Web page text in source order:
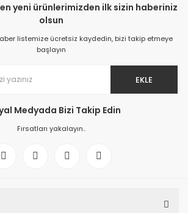
yeni ürünlerimizden ilk sizin haberiniz
olsun
listemize ücretsiz kaydedin, bizi takip etmeye
başlayın
EKLE
Medyada Bizi Takip Edin
Fırsatları yakalayın..